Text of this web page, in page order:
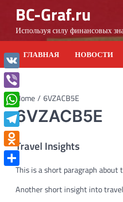
content
BC-Graf.ru
Используя силу финансовых
ГЛАВНАЯ НОВОСТИ
Home 6VZACB5E
6VZACB5E
Travel Insights
This is a short paragraph
Another short insight into
VK
Viber
WhatsApp
Telegram
Odnoklassniki
Отправить